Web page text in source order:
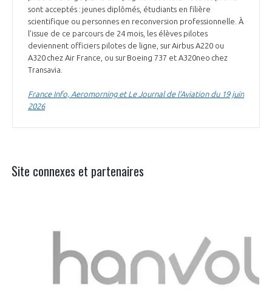
sont acceptés : jeunes diplômés, étudiants en filière
scientifique ou personnes en reconversion professionnelle. À
l’issue de ce parcours de 24 mois, les élèves pilotes
deviennent officiers pilotes de ligne, sur Airbus A220 ou
A320 chez Air France, ou sur Boeing 737 et A320neo chez
Transavia.
France Info, Aeromorning et Le Journal de l’Aviation du 19 juin
2026
Site connexes et partenaires